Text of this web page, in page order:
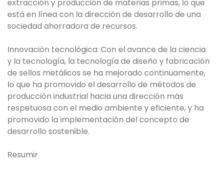
extracción y producción de materias primas, lo que
está en línea con la dirección de desarrollo de una
sociedad ahorradora de recursos.
Innovación tecnológica: Con el avance de la ciencia
y la tecnología, la tecnología de diseño y fabricación
de sellos metálicos se ha mejorado continuamente,
lo que ha promovido el desarrollo de métodos de
producción industrial hacia una dirección más
respetuosa con el medio ambiente y eficiente, y ha
promovido la implementación del concepto de
desarrollo sostenible.
Resumir